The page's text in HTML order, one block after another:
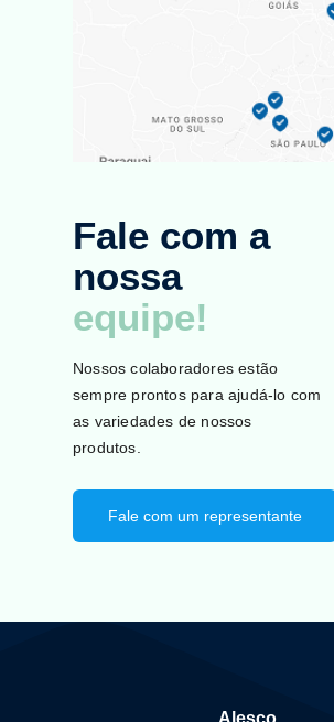
Fale com a
nossa
equipe!
Nossos colaboradores estão
sempre prontos para ajudá-lo com
as variedades de nossos
produtos.
Fale com um representante